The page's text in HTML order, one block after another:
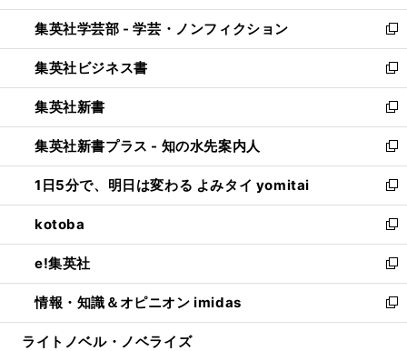
開
く
ウ
で
開
く
ン
ド
ウ
で
開
く
ウ
ィ
ン
ド
ウ
で
開
く
集英社学芸部 - 学芸・ノンフィクション
新
し
い
ウ
ィ
ン
ド
ウ
で
開
く
集英社ビジネス書
新
し
い
ウ
ィ
ン
ド
ウ
で
開
く
集英社新書
新
し
い
ウ
ィ
ン
ド
ウ
で
開
く
集英社新書プラス - 知の水先案内人
新
し
い
ウ
ィ
ン
ド
ウ
で
開
1日5分で、明日は変わる よみタイ yomitai
新
し
い
ウ
ィ
ン
ド
ウ
kotoba
新
し
い
ウ
ィ
ン
e!集英社
新
し
い
ウ
情報・知識＆オピニオン imidas
新
し
ライトノベル・ノベライズ